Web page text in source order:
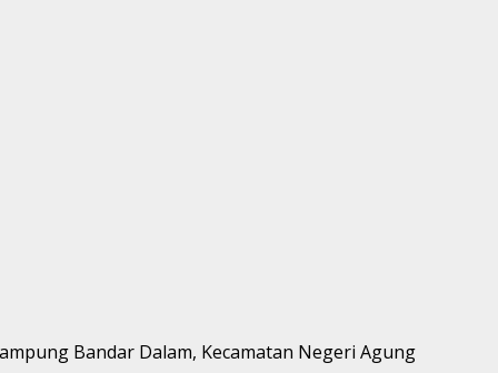
Bandar Dalam, Kecamatan Negeri Agung